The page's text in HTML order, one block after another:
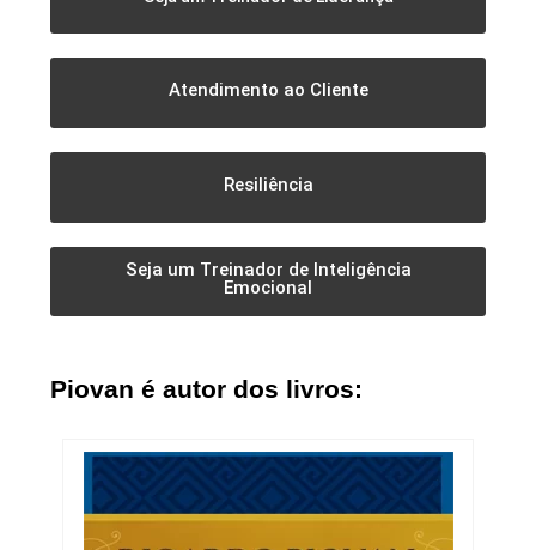
Atendimento ao Cliente
Resiliência
Seja um Treinador de Inteligência
Emocional
Piovan é autor dos livros: